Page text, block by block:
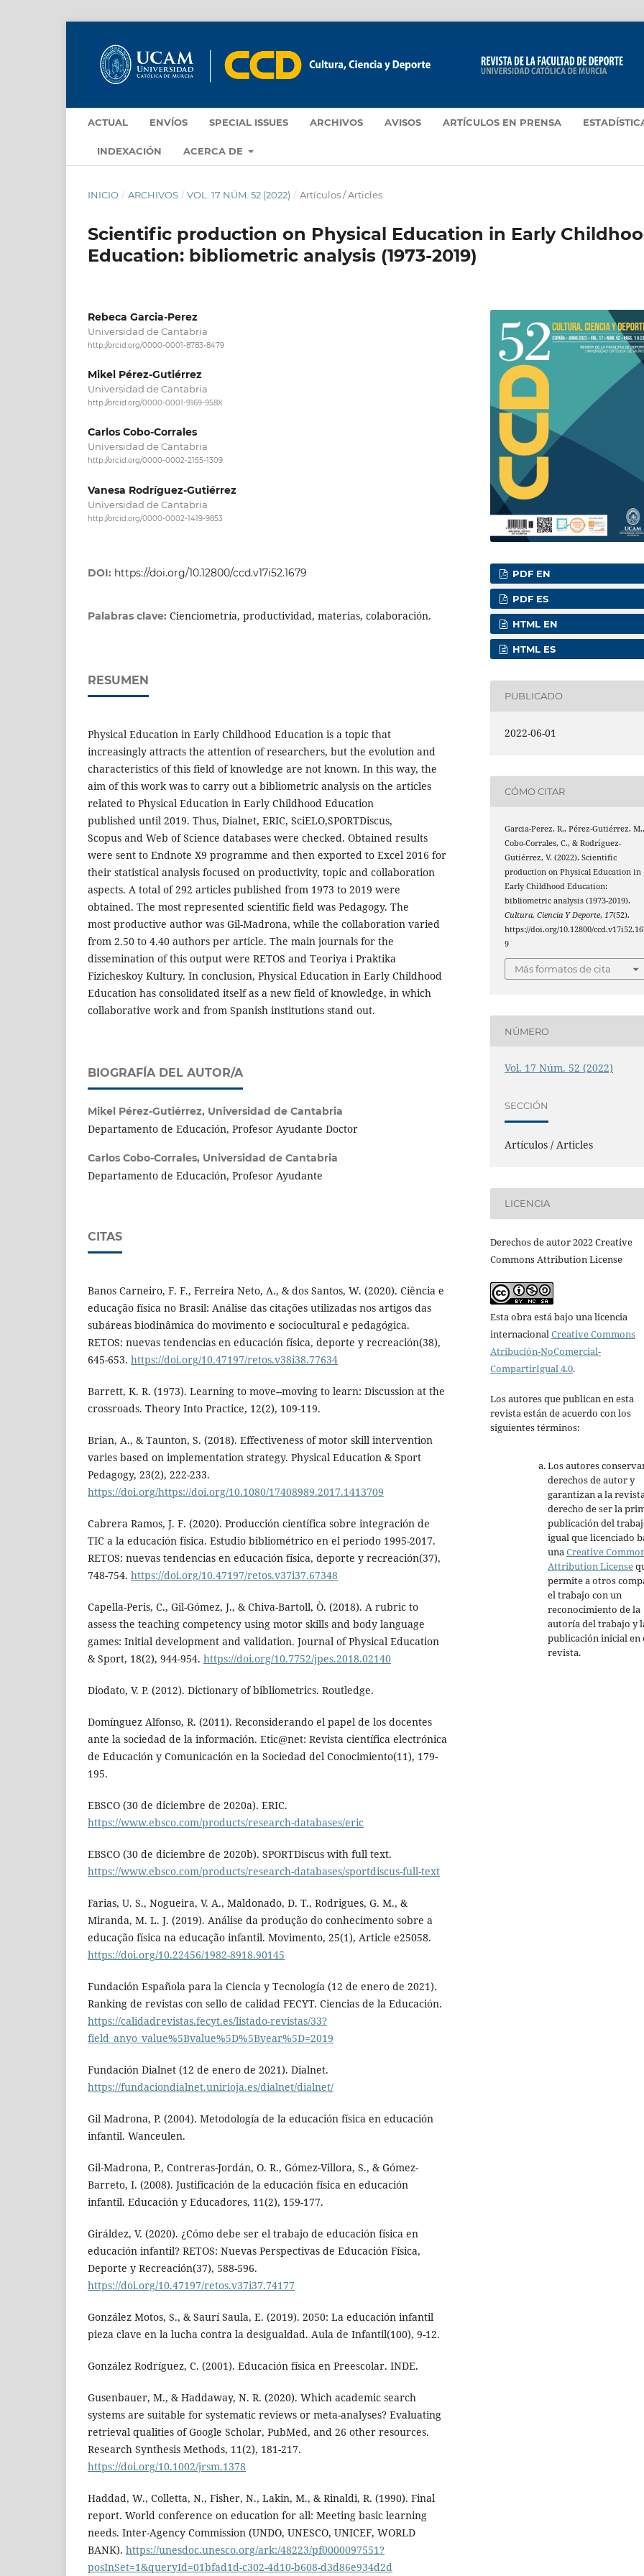
ACTUAL ENVÍOS SPECIAL ISSUES ARCHIVOS AVISOS ARTÍCULOS EN PRENSA
INDEXACIÓN ACERCA DE
INICIO / ARCHIVOS / VOL. 17 NÚM. 52 (2022) / Artículos / Articles
Scientific production on Physical Education in Early
Education: bibliometric analysis (1973-2019)
Rebeca Garcia-Perez
Universidad de Cantabria
http://orcid.org/0000-0001-8783-8479
Mikel Pérez-Gutiérrez
Universidad de Cantabria
http://orcid.org/0000-0001-9169-958X
Carlos Cobo-Corrales
Universidad de Cantabria
http://orcid.org/0000-0002-2155-1309
Vanesa Rodríguez-Gutiérrez
Universidad de Cantabria
http://orcid.org/0000-0002-1419-9853
DOI: https://doi.org/10.12800/ccd.v17i52.1679
Palabras clave: Cienciometría, productividad, materias, colaboración.
RESUMEN
Physical Education in Early Childhood Education is a topic that
increasingly attracts the attention of researchers, but the evolution and
characteristics of this field of knowledge are not known. In this way, the
aim of this work was to carry out a bibliometric analysis on the articles
related to Physical Education in Early Childhood Education
published until 2019. Thus, Dialnet, ERIC, SciELO,SPORTDiscus,
Scopus and Web of Science databases were checked. Obtained results
were sent to Endnote X9 programme and then exported to Excel 2016 for
their statistical analysis focused on productivity, topic and collaboration
aspects. A total of 292 articles published from 1973 to 2019 were
obtained. The most represented scientific field was Pedagogy. The
most productive author was Gil-Madrona, while the collaboration varied
from 2.50 to 4.40 authors per article. The main journals for the
dissemination of this output were RETOS and Teoriya i Praktika
Fizicheskoy Kultury. In conclusion, Physical Education in Early Childhood
Education has consolidated itself as a new field of knowledge, in which
collaborative work and from Spanish institutions stand out.
BIOGRAFÍA DEL AUTOR/A
Mikel Pérez-Gutiérrez, Universidad de Cantabria
Departamento de Educación, Profesor Ayudante Doctor
Carlos Cobo-Corrales, Universidad de Cantabria
Departamento de Educación, Profesor Ayudante
CITAS
Banos Carneiro, F. F., Ferreira Neto, A., & dos Santos, W. (2020). Ciência e
educação física no Brasil: Análise das citações utilizadas nos artigos das
subáreas biodinâmica do movimento e sociocultural e pedagógica.
RETOS: nuevas tendencias en educación física, deporte y recreación(38),
645-653. https://doi.org/10.47197/retos.v38i38.77634
Barrett, K. R. (1973). Learning to move--moving to learn: Discussion at the
crossroads. Theory Into Practice, 12(2), 109-119.
Brian, A., & Taunton, S. (2018). Effectiveness of motor skill intervention
varies based on implementation strategy. Physical Education & Sport
Pedagogy, 23(2), 222-233.
https://doi.org/https://doi.org/10.1080/17408989.2017.1413709
Cabrera Ramos, J. F. (2020). Producción científica sobre integración de
TIC a la educación física. Estudio bibliométrico en el periodo 1995-2017.
RETOS: nuevas tendencias en educación física, deporte y recreación(37),
748-754. https://doi.org/10.47197/retos.v37i37.67348
Capella-Peris, C., Gil-Gómez, J., & Chiva-Bartoll, Ò. (2018). A rubric to
assess the teaching competency using motor skills and body language
games: Initial development and validation. Journal of Physical Education
& Sport, 18(2), 944-954. https://doi.org/10.7752/jpes.2018.02140
Diodato, V. P. (2012). Dictionary of bibliometrics. Routledge.
Domínguez Alfonso, R. (2011). Reconsiderando el papel de los docentes
ante la sociedad de la información. Etic@net: Revista científica electrónica
de Educación y Comunicación en la Sociedad del Conocimiento(11), 179-
195.
EBSCO (30 de diciembre de 2020a). ERIC.
https://www.ebsco.com/products/research-databases/eric
EBSCO (30 de diciembre de 2020b). SPORTDiscus with full text.
https://www.ebsco.com/products/research-databases/sportdiscus-full-text
Farias, U. S., Nogueira, V. A., Maldonado, D. T., Rodrigues, G. M., &
Miranda, M. L. J. (2019). Análise da produção do conhecimento sobre a
educação física na educação infantil. Movimento, 25(1), Article e25058.
https://doi.org/10.22456/1982-8918.90145
Fundación Española para la Ciencia y Tecnología (12 de enero de 2021).
Ranking de revistas con sello de calidad FECYT. Ciencias de la Educación.
https://calidadrevistas.fecyt.es/listado-revistas/33?
field_anyo_value%5Bvalue%5D%5Byear%5D=2019
Fundación Dialnet (12 de enero de 2021). Dialnet.
https://fundaciondialnet.unirioja.es/dialnet/dialnet/
Gil Madrona, P. (2004). Metodología de la educación física en educación
infantil. Wanceulen.
Gil-Madrona, P., Contreras-Jordán, O. R., Gómez-Villora, S., & Gómez-
Barreto, I. (2008). Justificación de la educación física en educación
infantil. Educación y Educadores, 11(2), 159-177.
Giráldez, V. (2020). ¿Cómo debe ser el trabajo de educación física en
educación infantil? RETOS: Nuevas Perspectivas de Educación Física,
Deporte y Recreación(37), 588-596.
https://doi.org/10.47197/retos.v37i37.74177
González Motos, S., & Saurí Saula, E. (2019). 2050: La educación infantil
pieza clave en la lucha contra la desigualdad. Aula de Infantil(100), 9-12.
González Rodríguez, C. (2001). Educación física en Preescolar. INDE.
Gusenbauer, M., & Haddaway, N. R. (2020). Which academic search
systems are suitable for systematic reviews or meta-analyses? Evaluating
retrieval qualities of Google Scholar, PubMed, and 26 other resources.
Research Synthesis Methods, 11(2), 181-217.
https://doi.org/10.1002/jrsm.1378
Haddad, W., Colletta, N., Fisher, N., Lakin, M., & Rinaldi, R. (1990). Final
report. World conference on education for all: Meeting basic learning
needs. Inter-Agency Commission (UNDO, UNESCO, UNICEF, WORLD
BANK). https://unesdoc.unesco.org/ark:/48223/pf0000097551?
posInSet=1&queryId=01bfad1d-c302-4d10-b608-d3d86e934d2d
PDF EN
PDF ES
HTML EN
HTML ES
PUBLICADO
2022-06-01
CÓMO CITAR
Garcia-Perez, R., Pérez-Gutiérrez, M.,
Cobo-Corrales, C., & Rodríguez-
Gutiérrez, V. (2022). Scientific
production on Physical Education in
Early Childhood Education:
bibliometric analysis (1973-2019).
Cultura, Ciencia Y Deporte,17(52).
https://doi.org/10.12800/
9
Más formatos de cita
NÚMERO
Vol. 17 Núm. 52 (2022)
SECCIÓN
Artículos / Articles
LICENCIA
Derechos de autor 2022 Creative
Commons Attribution License
Esta obra está bajo una licencia
internacional Creative Commons
Atribución-NoComercial-
CompartirIgual 4.0.
Los autores que publican en esta
revista están de acuerdo con los
siguientes términos:
Los autores
derechos de autor y
garantizan a la
derecho de ser la
publicación del
igual que licenciado
una Creative
Attribution License
permite a otros
el trabajo con un
reconocimiento de la
autoría del trabajo y
publicación inicial en
revista.